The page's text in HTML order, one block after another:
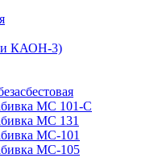
и КАОН-3)
МС 101-С
МС 131
МС-101
МС-105